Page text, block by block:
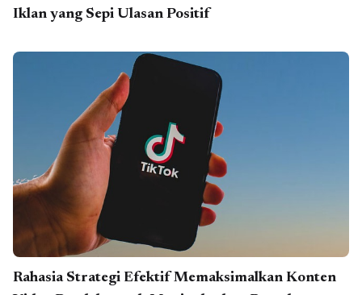
Iklan yang Sepi Ulasan Positif
Rahasia Strategi Efektif Memaksimalkan Konten